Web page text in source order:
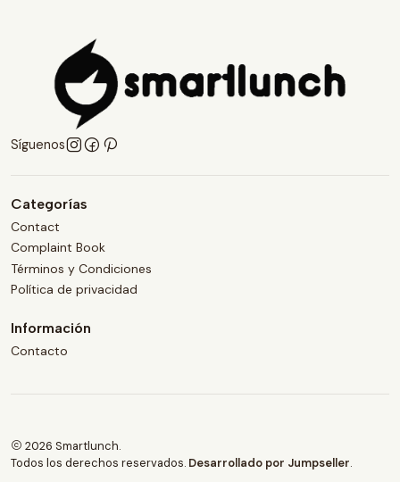
Síguenos
Categorías
Contact
Complaint Book
Términos y Condiciones
Política de privacidad
Información
Contacto
2026 Smartlunch.
Todos los derechos reservados. Desarrollado por Jumpseller.